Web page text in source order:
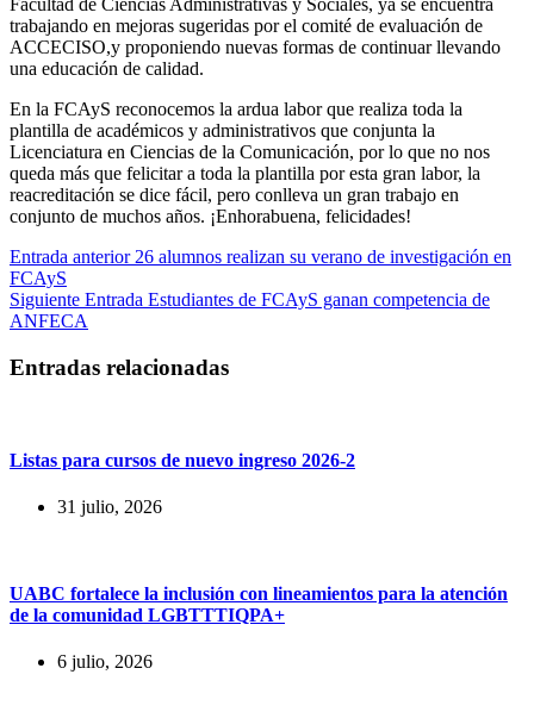
trabajando en mejoras sugeridas por el comité de evaluación de
ACCECISO,y proponiendo nuevas formas de continuar llevando
una educación de calidad.
En la FCAyS reconocemos la ardua labor que realiza toda la
plantilla de académicos y administrativos que conjunta la
Licenciatura en Ciencias de la Comunicación, por lo que no nos
queda más que felicitar a toda la plantilla por esta gran labor, la
reacreditación se dice fácil, pero conlleva un gran trabajo en
conjunto de muchos años. ¡Enhorabuena, felicidades!
Entrada anterior 26 alumnos realizan su verano de investigación en
FCAyS
Siguiente Entrada Estudiantes de FCAyS ganan competencia de
ANFECA
Entradas relacionadas
Listas para cursos de nuevo ingreso 2026-2
31 julio, 2026
UABC fortalece la inclusión con lineamientos para la atención
de la comunidad LGBTTTIQPA+
6 julio, 2026